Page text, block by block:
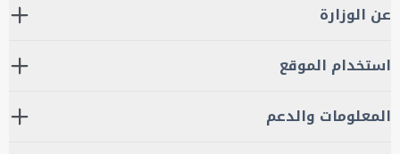
عن الوزارة
استخدام الموقع
المعلومات والدعم